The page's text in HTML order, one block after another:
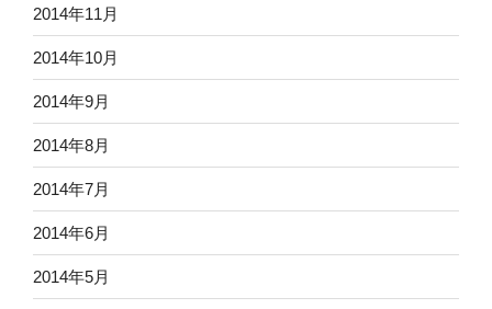
2014年11月
2014年10月
2014年9月
2014年8月
2014年7月
2014年6月
2014年5月